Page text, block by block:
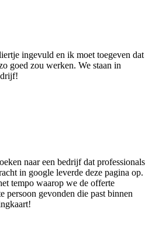
ingevuld en ik moet toegeven dat
goed zou werken. We staan in
naar een bedrijf dat professionals
in google leverde deze pagina op.
tempo waarop we de offerte
persoon gevonden die past binnen